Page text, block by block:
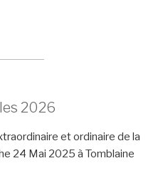
2026
et ordinaire de la
24 Mai 2025 à Tomblaine